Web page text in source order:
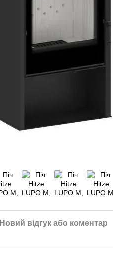
Новий відгук або коментар